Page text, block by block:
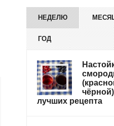
НЕДЕЛЮ
ГОД
лучших рецепта